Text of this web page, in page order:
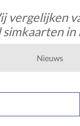
vergelijken
simkaarten in
Nieuws